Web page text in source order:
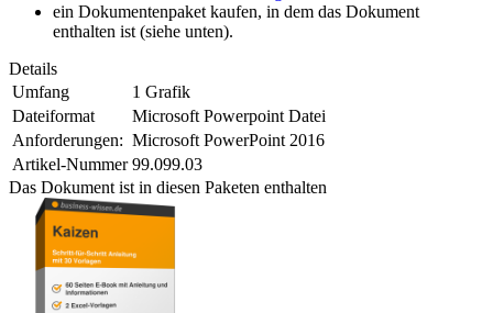
ein Dokumentenpaket kaufen, in dem das Dokument
enthalten ist (siehe unten).
Details
Umfang
1 Grafik
Dateiformat
Microsoft Powerpoint Datei
Anforderungen: Microsoft PowerPoint 2016
Artikel-Nummer 99.099.03
Das Dokument ist in diesen Paketen enthalten